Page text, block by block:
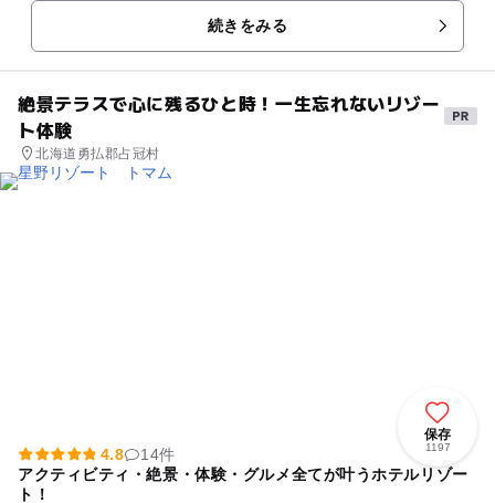
続きをみる
絶景テラスで心に残るひと時！一生忘れないリゾー
ト体験
北海道勇払郡占冠村
保存
1197
4.8
14件
アクティビティ・絶景・体験・グルメ全てが叶うホテルリゾー
ト！